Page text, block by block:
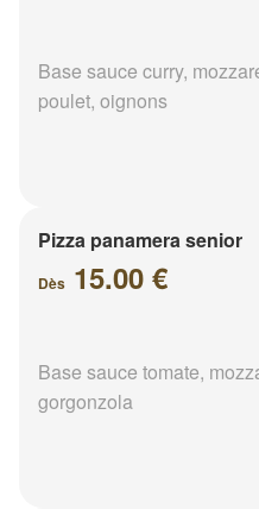
Base sauce curry,
poulet, oignons
Pizza panamera senior
Dès 15.00 €
Base sauce tomate,
gorgonzola